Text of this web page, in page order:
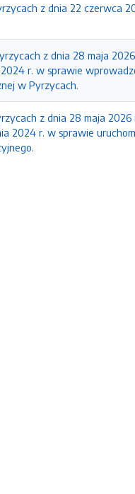
z dnia 22 czerwca
z dnia 28 maja
r. w sprawie
w Pyrzycach.
z dnia 28 maja 2026
2024 r. w sprawie